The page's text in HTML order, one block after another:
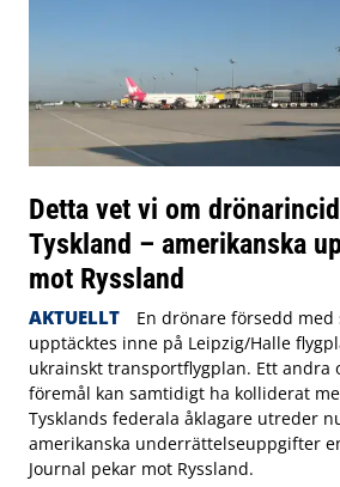
Detta vet vi om
Tyskland – amerikanska
mot Ryssland
AKTUELLT
En drönare försedd
upptäcktes inne på Leipzig/Halle
ukrainskt transportflygplan. Ett andra
föremål kan samtidigt ha kolliderat
Tysklands federala åklagare utreder
amerikanska underrättelseuppgifter
Journal pekar mot Ryssland.